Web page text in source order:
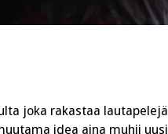
joka rakastaa
idea aina muhii